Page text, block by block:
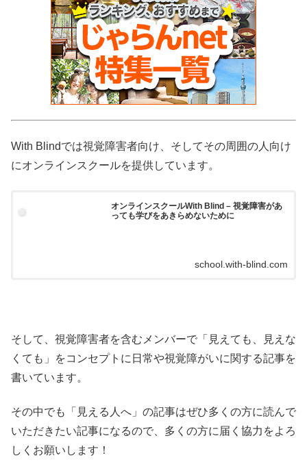
With Blindでは視覚障害者向け、そしてその周囲の人向け
にオンラインスクールを提供しています。
オンラインスクールWith Blind – 視覚障害があ
っても学びをあきらめないために
school.with-blind.com
そして、視覚障害者を含むメンバーで「見えても、見えな
くても」をコンセプトに日常や視覚障がいに関する記事を
書いています。
その中でも「見える人へ」の記事はぜひ多くの方に読んで
いただきたい記事になるので、多くの方に届く協力をよろ
しくお願いします！